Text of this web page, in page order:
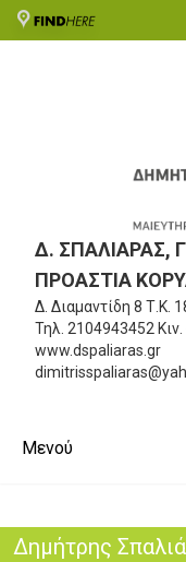
Δ. ΣΠΑΛΙΑΡΑΣ,
ΠΡΟΑΣΤΙΑ
Δ. Διαμαντίδη 8 Τ.Κ.
Τηλ. 2104943452 Κιν.
www.dspaliaras.gr
Μενού
Δημήτρης